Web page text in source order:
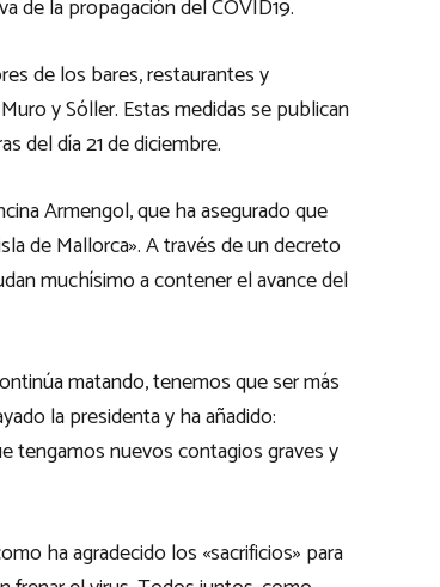
de la propagación del COVID19.
de los bares, restaurantes y
y Sóller. Estas medidas se publican
del día 21 de diciembre.
Armengol, que ha asegurado que
de Mallorca». A través de un decreto
muchísimo a contener el avance del
matando, tenemos que ser más
la presidenta y ha añadido:
tengamos nuevos contagios graves y
ha agradecido los «sacrificios» para